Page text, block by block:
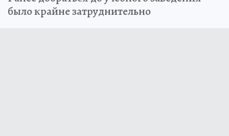
было крайне затруднительно